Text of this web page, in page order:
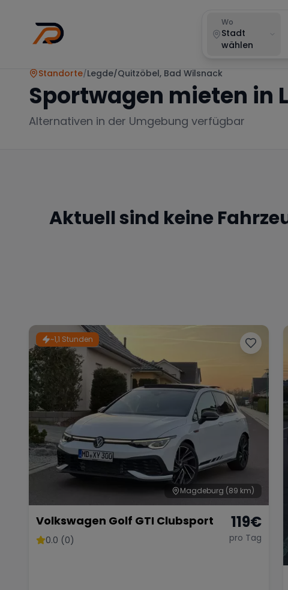
Wo
Stadt
wählen
Standorte/Legde/Quitzöbel, Bad Wilsnack
Sportwagen mieten in
Alternativen in der Umgebung verfügbar
Aktuell sind keine
~1,1 Stunden
Magdeburg (89 km)
Volkswagen Golf GTI Clubsport
0.0 (0)
119€
pro Tag